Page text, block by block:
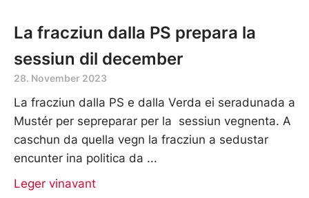
La fracziun dalla PS prepara la
sessiun dil december
28. November 2023
La fracziun dalla PS e dalla Verda ei seradunada a
Mustér per sepreparar per la sessiun vegnenta. A
caschun da quella vegn la fracziun a sedustar
encunter ina politica da
Leger vinavant